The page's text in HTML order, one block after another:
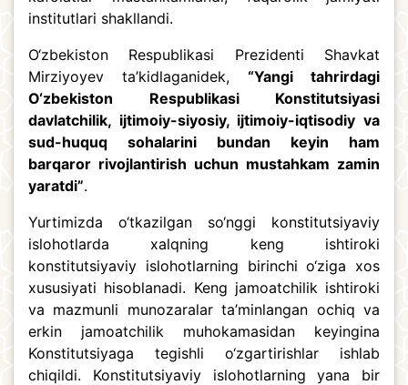
institutlari shakllandi.
O‘zbekiston Respublikasi Prezidenti Shavkat
Mirziyoyev ta’kidlaganidek, “Yangi tahrirdagi
O‘zbekiston Respublikasi Konstitutsiyasi
davlatchilik, ijtimoiy-siyosiy, ijtimoiy-iqtisodiy va
sud-huquq sohalarini bundan keyin ham
barqaror rivojlantirish uchun mustahkam zamin
yaratdi”.
Yurtimizda o‘tkazilgan so‘nggi konstitutsiyaviy
islohotlarda xalqning keng ishtiroki
konstitutsiyaviy islohotlarning birinchi o‘ziga xos
xususiyati hisoblanadi. Keng jamoatchilik ishtiroki
va mazmunli munozaralar ta’minlangan ochiq va
erkin jamoatchilik muhokamasidan keyingina
Konstitutsiyaga tegishli o‘zgartirishlar ishlab
chiqildi. Konstitutsiyaviy islohotlarning yana bir